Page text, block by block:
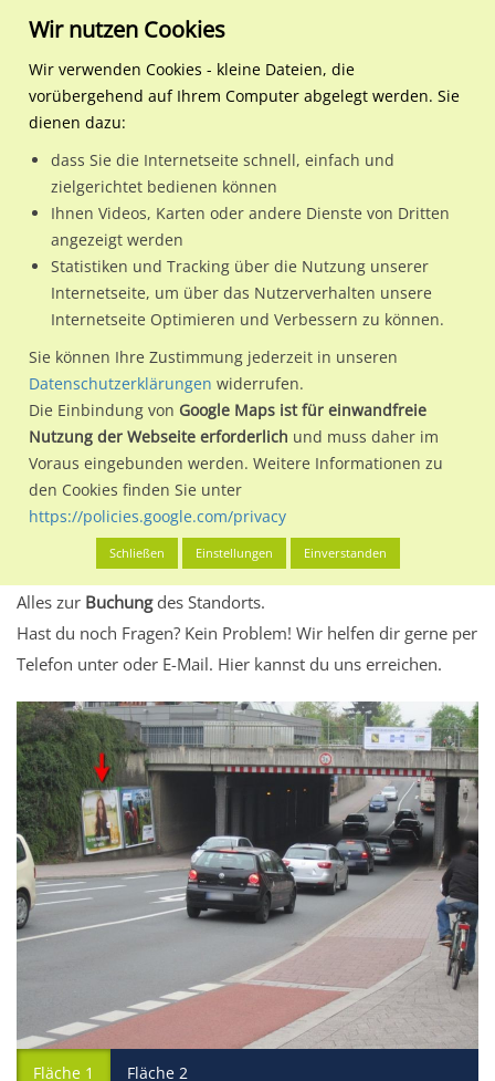
Regionale Plakatwerbung Bayern
Erlangen
Güterhallenstr. nach DB-
91052 / Erlangen / Rathausplatz
Nutze günstige Werbemöglichkeiten am Standort
Güterhallenstr. nach DB-Ufg. re.im Ortsteil Rathausplatz)
Erlangen.
Wir erheben für jede unserer Werbeflächen individuelle und
aktuelleStandortinformationenundLeistungswerte. Damit
kannst du dich schon vor der Buchung im Detail über den
Standort, seine Reichweite und Werbewirkung sowie
eventuelle Beschränkungen in den zugelassenen
Werbeinhalten informieren.
Alles klar? Dann findest du direkt im unteren Teil dieser Seite
Alles zur Buchungdes Standorts.
Hast du noch Fragen? Kein Problem! Wir helfen dir gerne per
Telefon unter oder E-Mail. Hier kannst du uns erreichen.
Fläche 1 Fläche 2
Wir nutzen Cookies
Wir verwenden Cookies - kleine Dateien, die
vorübergehend auf Ihrem Computer abgelegt werden. Sie
dienen dazu:
dass Sie die Internetseite schnell, einfach und
zielgerichtet bedienen können
Ihnen Videos, Karten oder andere Dienste von Dritten
angezeigt werden
Statistiken und Tracking über die Nutzung unserer
Internetseite, um über das Nutzerverhalten unsere
Internetseite Optimieren und Verbessern zu können.
Sie können Ihre Zustimmung jederzeit in unseren
Datenschutzerklärungen widerrufen.
Die Einbindung von Google Maps ist für einwandfreie
Nutzung der Webseite erforderlich und muss daher im
Voraus eingebunden werden. Weitere Informationen zu
den Cookies finden Sie unter
https://policies.google.com/privacy
Schließen Einstellungen Einverstanden